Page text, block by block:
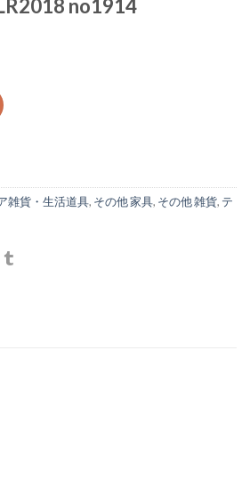
no1914
雑貨・生活道具, その他 家具, その他 雑貨, テ